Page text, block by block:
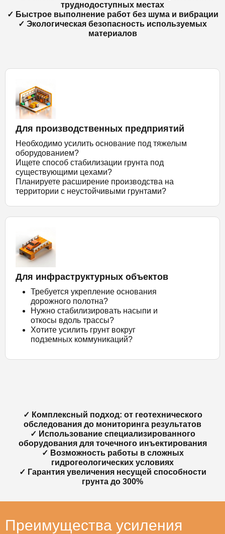
труднодоступных местах
✓ Быстрое выполнение работ без шума и вибрации
✓ Экологическая безопасность используемых
материалов
Для производственных предприятий
Необходимо усилить основание под тяжелым
оборудованием?
Ищете способ стабилизации грунта под
существующими цехами?
Планируете расширение производства на
территории с неустойчивыми грунтами?
Для инфраструктурных объектов
Требуется укрепление основания
дорожного полотна?
Нужно стабилизировать насыпи и
откосы вдоль трассы?
Хотите усилить грунт вокруг
подземных коммуникаций?
✓ Комплексный подход: от геотехнического
обследования до мониторинга результатов
✓ Использование специализированного
оборудования для точечного инъектирования
✓ Возможность работы в сложных
гидрогеологических условиях
✓ Гарантия увеличения несущей способности
грунта до 300%
Преимущества усиления